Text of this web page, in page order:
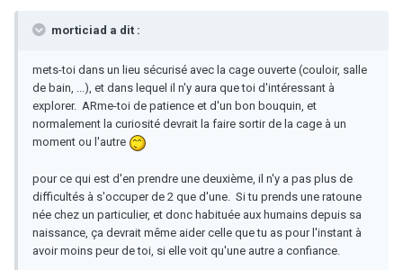
morticiad a dit :
mets-toi dans un lieu sécurisé avec la cage ouverte (couloir, salle
de bain, ...), et dans lequel il n'y aura que toi d'intéressant à
explorer. ARme-toi de patience et d'un bon bouquin, et
normalement la curiosité devrait la faire sortir de la cage à un
moment ou l'autre
pour ce qui est d'en prendre une deuxième, il n'y a pas plus de
difficultés à s'occuper de 2 que d'une. Si tu prends une ratoune
née chez un particulier, et donc habituée aux humains depuis sa
naissance, ça devrait même aider celle que tu as pour l'instant à
avoir moins peur de toi, si elle voit qu'une autre a confiance.